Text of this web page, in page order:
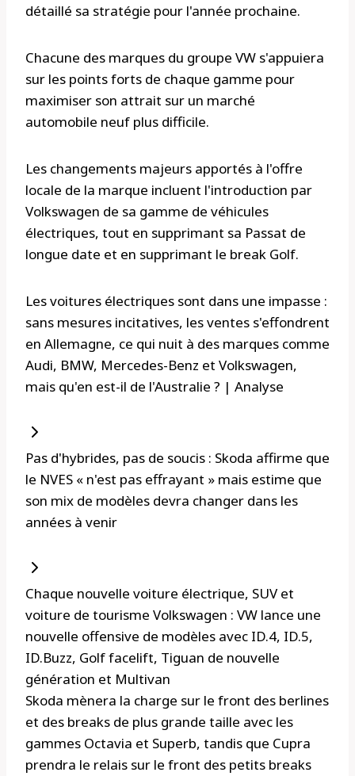
détaillé sa stratégie pour l'année prochaine.
Chacune des marques du groupe VW s'appuiera
sur les points forts de chaque gamme pour
maximiser son attrait sur un marché
automobile neuf plus difficile.
Les changements majeurs apportés à l'offre
locale de la marque incluent l'introduction par
Volkswagen de sa gamme de véhicules
électriques, tout en supprimant sa Passat de
longue date et en supprimant le break Golf.
Les voitures électriques sont dans une impasse :
sans mesures incitatives, les ventes s'effondrent
en Allemagne, ce qui nuit à des marques comme
Audi, BMW, Mercedes-Benz et Volkswagen,
mais qu'en est-il de l'Australie ? | Analyse
Pas d'hybrides, pas de soucis : Skoda affirme que
le NVES « n'est pas effrayant » mais estime que
son mix de modèles devra changer dans les
années à venir
Chaque nouvelle voiture électrique, SUV et
voiture de tourisme Volkswagen : VW lance une
nouvelle offensive de modèles avec ID.4, ID.5,
ID.Buzz, Golf facelift, Tiguan de nouvelle
génération et Multivan
Skoda mènera la charge sur le front des berlines
et des breaks de plus grande taille avec les
gammes Octavia et Superb, tandis que Cupra
prendra le relais sur le front des petits breaks